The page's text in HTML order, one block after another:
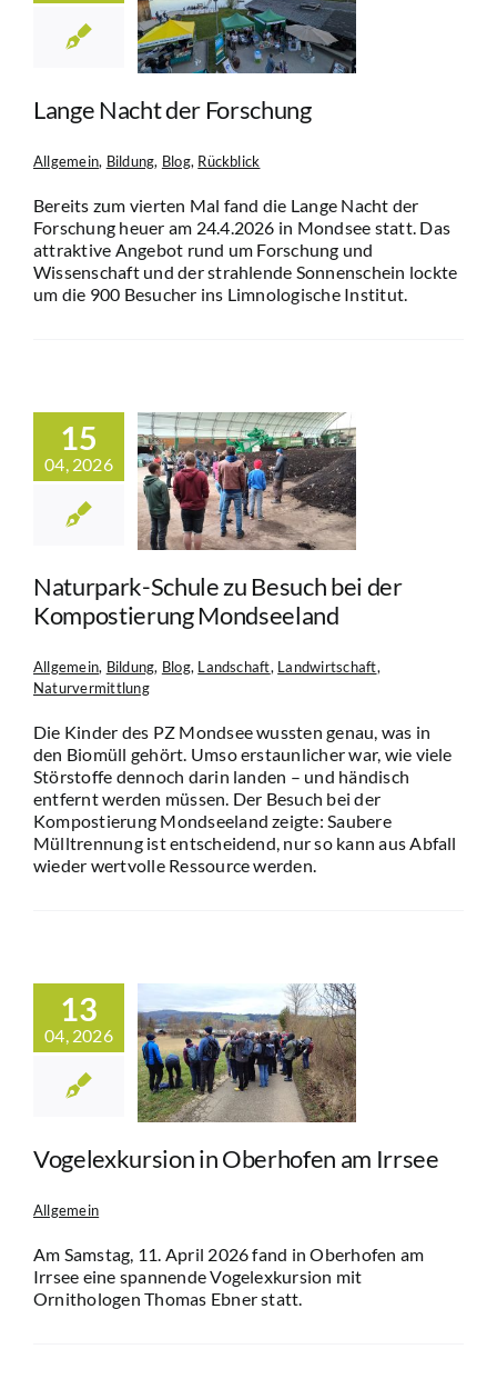
Bildung Blog
Lange Nacht der Forschung
Allgemein, Bildung, Blog, Rückblick
Bereits zum vierten Mal fand die Lange Nacht der
Forschung heuer am 24.4.2026 in Mondsee statt. Das
attraktive Angebot rund um Forschung und
Wissenschaft und der strahlende Sonnenschein lockte
um die 900 Besucher ins Limnologische Institut.
15
04, 2026
Schule
bei der
Bildung Blog
Naturpark-Schule zu Besuch bei der
Kompostierung Mondseeland
Allgemein, Bildung, Blog, Landschaft, Landwirtschaft,
Naturvermittlung
Die Kinder des PZ Mondsee wussten genau, was in
den Biomüll gehört. Umso erstaunlicher war, wie viele
Störstoffe dennoch darin landen – und händisch
entfernt werden müssen. Der Besuch bei der
Kompostierung Mondseeland zeigte: Saubere
Mülltrennung ist entscheidend, nur so kann aus Abfall
wieder wertvolle Ressource werden.
13
04, 2026
in
am
Vogelexkursion in Oberhofen am Irrsee
Allgemein
Am Samstag, 11. April 2026 fand in Oberhofen am
Irrsee eine spannende Vogelexkursion mit
Ornithologen Thomas Ebner statt.